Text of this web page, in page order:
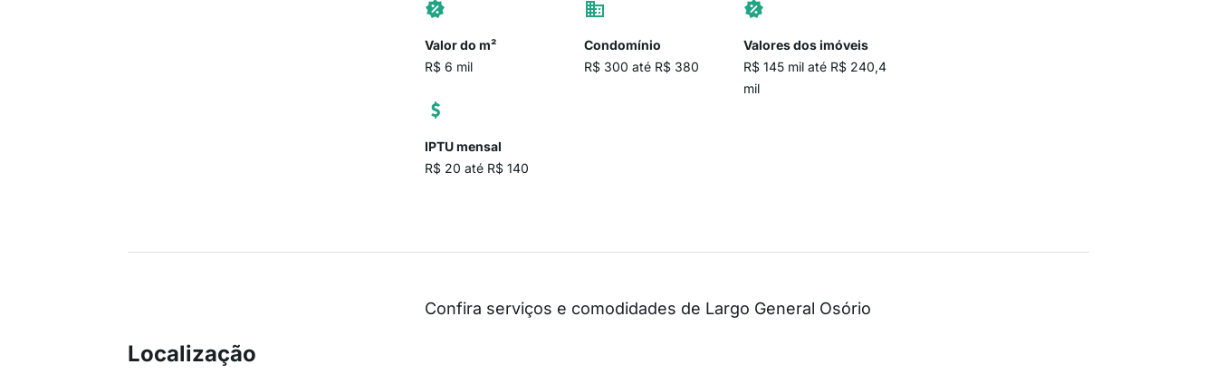
Valor do m²
R$ 6 mil
Condomínio
R$ 300 até R$ 380
Valores dos imóveis
R$ 145 mil até R$ 240,4
mil
IPTU mensal
R$ 20 até R$ 140
Localização
Confira serviços e comodidades de Largo General Osório